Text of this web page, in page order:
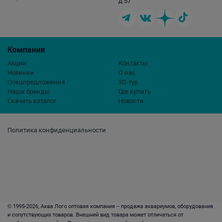
Политика конфиденциальности
Компания
Акции
Новинки
Спецпредложения
Наши бренды
Скачать каталог
Контакты
О нас
3D-тур
Где купить
Новости
© 1995-2026, Аква Лого оптовая компания – продажа аквариумов, оборудования
и сопутствующих товаров. Внешний вид товара может отличаться от